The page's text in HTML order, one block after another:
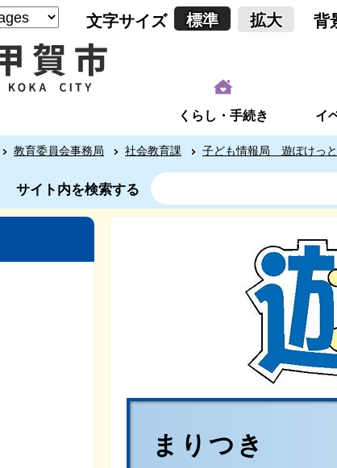
文字サイズ 標準 拡大 背
くらし・手続き イ
教育委員会事務局 社会教育課 子ども情報局 遊ぽけっと
サイト内を検索する
まりつき